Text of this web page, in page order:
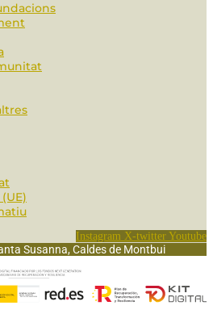
Instagram X-twitter Youtube
Susanna, Caldes de Montbui